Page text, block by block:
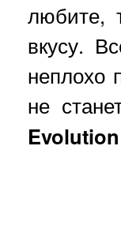
любите,
вкусу.
неплохо
не
Evolution